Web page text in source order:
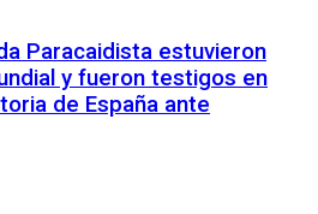
Paracaidista estuvieron
y fueron testigos en
de España ante